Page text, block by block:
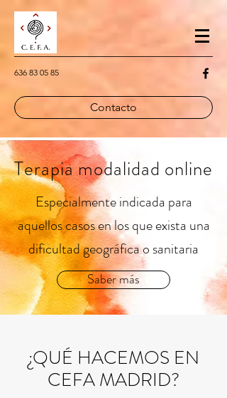
636 83 05 85
Contacto
Terapia modalidad online
Especialmente indicada para
aquellos casos en los que exista una
dificultad geográfica o sanitaria
Saber más
¿QUÉ HACEMOS EN
CEFA MADRID?